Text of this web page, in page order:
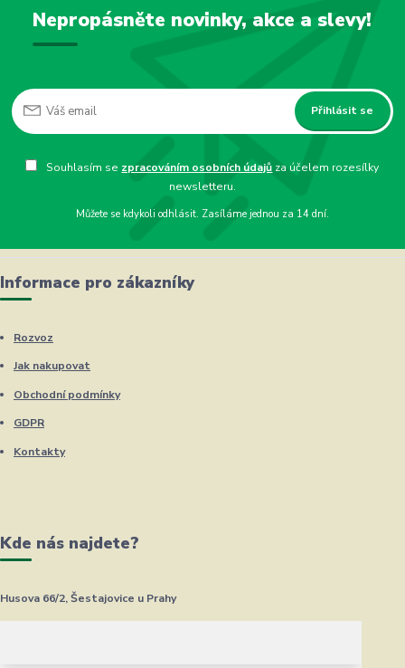
Nepropásněte novinky, akce a slevy!
Přihlásit se
Souhlasím se zpracováním osobních údajů za účelem rozesílky
newsletteru.
Můžete se kdykoli odhlásit. Zasíláme jednou za 14 dní.
Informace pro zákazníky
Rozvoz
Jak nakupovat
Obchodní podmínky
GDPR
Kontakty
Kde nás najdete?
Husova 66/2, Šestajovice u Prahy